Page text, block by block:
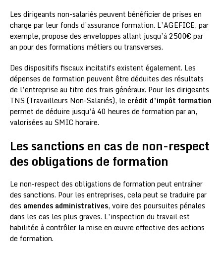
Les dirigeants non-salariés peuvent bénéficier de prises en
charge par leur fonds d’assurance formation. L’AGEFICE, par
exemple, propose des enveloppes allant jusqu’à 2500€ par
an pour des formations métiers ou transverses.
Des dispositifs fiscaux incitatifs existent également. Les
dépenses de formation peuvent être déduites des résultats
de l’entreprise au titre des frais généraux. Pour les dirigeants
TNS (Travailleurs Non-Salariés), le crédit d’impôt formation
permet de déduire jusqu’à 40 heures de formation par an,
valorisées au SMIC horaire.
Les sanctions en cas de non-respect
des obligations de formation
Le non-respect des obligations de formation peut entraîner
des sanctions. Pour les entreprises, cela peut se traduire par
des amendes administratives, voire des poursuites pénales
dans les cas les plus graves. L’inspection du travail est
habilitée à contrôler la mise en œuvre effective des actions
de formation.